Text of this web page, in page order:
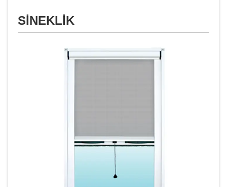
SİNEKLİK